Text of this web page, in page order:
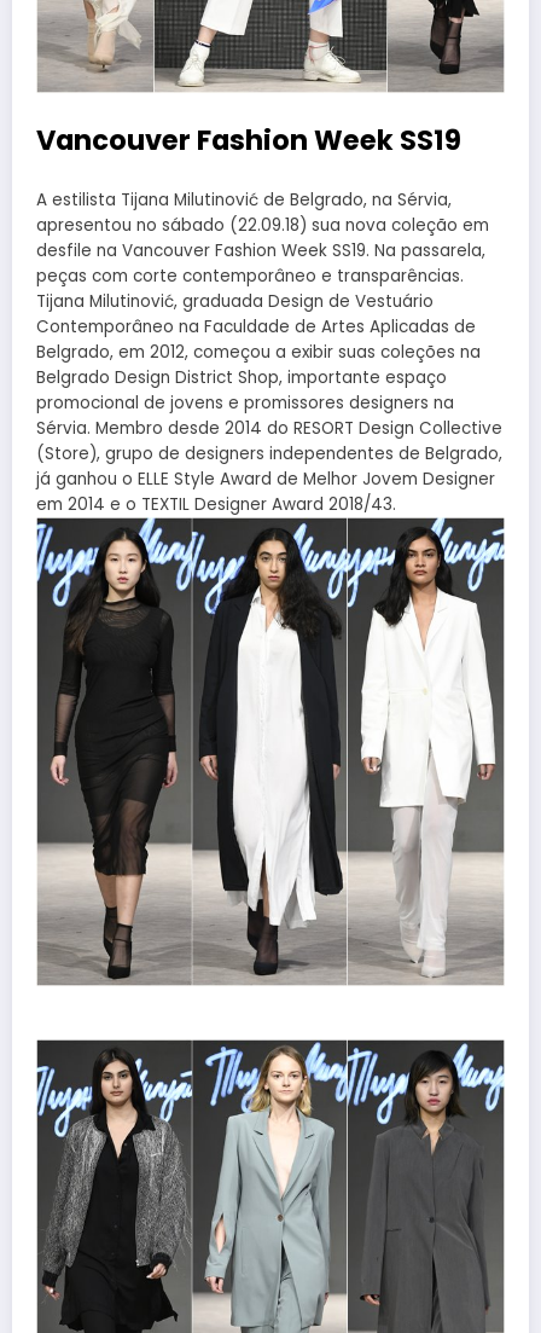
Vancouver Fashion Week SS19
A estilista Tijana Milutinović de Belgrado, na Sérvia,
apresentou no sábado (22.09.18) sua nova coleção em
desfile na Vancouver Fashion Week SS19. Na passarela,
peças com corte contemporâneo e transparências.
Tijana Milutinović, graduada Design de Vestuário
Contemporâneo na Faculdade de Artes Aplicadas de
Belgrado, em 2012, começou a exibir suas coleções na
Belgrado Design District Shop, importante espaço
promocional de jovens e promissores designers na
Sérvia. Membro desde 2014 do RESORT Design Collective
(Store), grupo de designers independentes de Belgrado,
já ganhou o ELLE Style Award de Melhor Jovem Designer
em 2014 e o TEXTIL Designer Award 2018/43.